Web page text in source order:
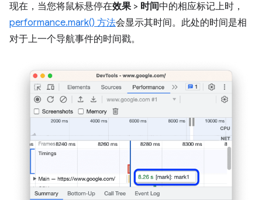
现在，当您将鼠标悬停在效果 > 时间中的相应标记上时，
performance.mark() 方法会显示其时间。此处的时间是相
对于上一个导航事件的时间戳。